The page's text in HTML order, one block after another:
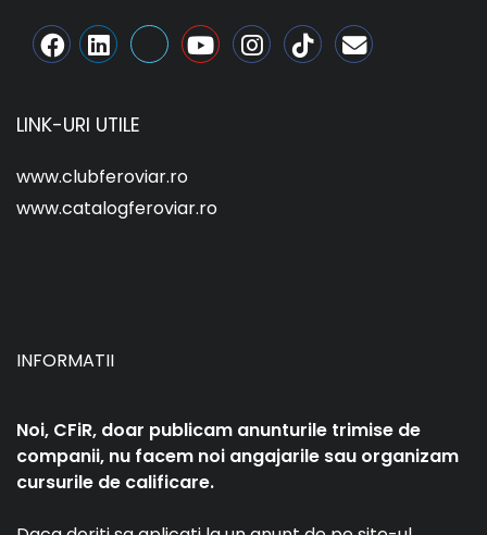
LINK-URI UTILE
www.clubferoviar.ro
www.catalogferoviar.ro
INFORMATII
Noi, CFiR, doar publicam anunturile trimise de
companii, nu facem noi angajarile sau organizam
cursurile de calificare.